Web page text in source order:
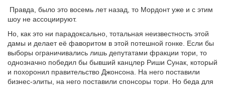
Правда, было это восемь лет назад, то Мордонт уже и с этим
шоу не ассоциируют.
Но, как это ни парадоксально, тотальная неизвестность этой
дамы и делает её фаворитом в этой потешной гонке. Если бы
выборы ограничивались лишь депутатами фракции тори, то
однозначно победил бы бывший канцлер Риши Сунак, который
и похоронил правительство Джонсона. На него поставили
бизнес-элиты, на него поставили спонсоры тори. Но беда для